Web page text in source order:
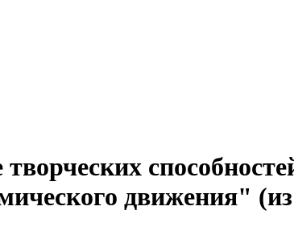
движения"